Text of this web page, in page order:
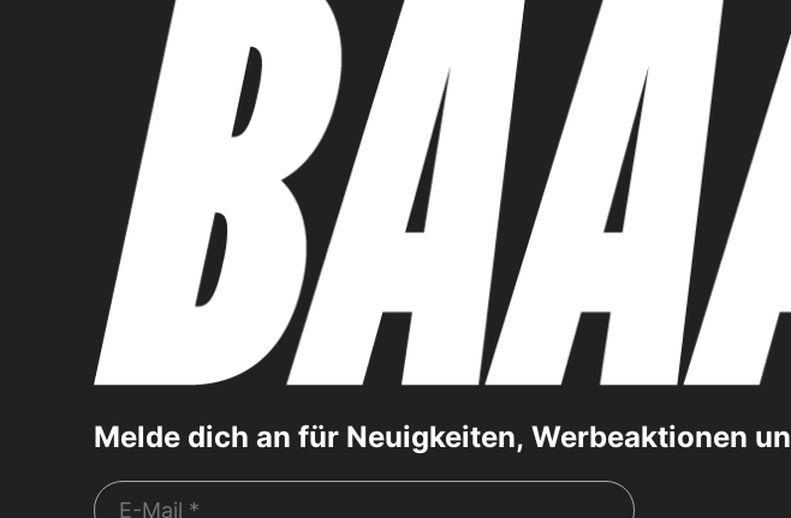
Melde dich an für Neuigkeiten, Werbeaktionen